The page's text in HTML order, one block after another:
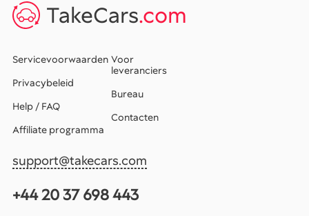
TakeCars.com
Servicevoorwaarden
Privacybeleid
Help / FAQ
Affiliate programma
Voor
leveranciers
Bureau
Contacten
support@takecars.com
+44 20 37 698 443